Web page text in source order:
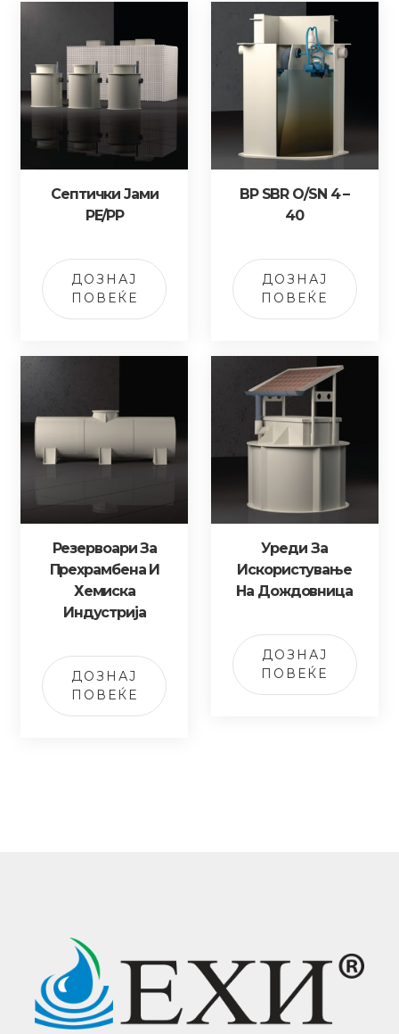
Септички Јами
PE/PP
ДОЗНАЈ
ПОВЕЌЕ
BP SBR O/SN 4 –
40
ДОЗНАЈ
ПОВЕЌЕ
Резервоари За
Прехрамбена И
Хемиска
Индустрија
ДОЗНАЈ
ПОВЕЌЕ
Уреди За
Искористување
На Дождовница
ДОЗНАЈ
ПОВЕЌЕ